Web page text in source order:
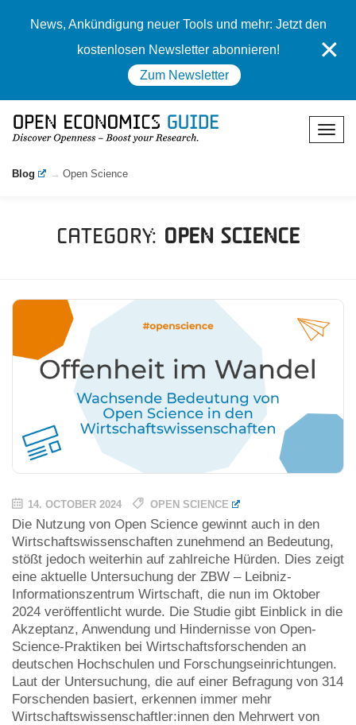
News, Ankündigung neuer Tools und mehr: Jetzt den
kostenlosen Newsletter abonnieren!
Zum Newsletter
✕
Blog Open Science
Category: Open Science
14. OCTOBER 2024 OPEN SCIENCE
Die Nutzung von Open Science gewinnt auch in den
Wirtschaftswissenschaften zunehmend an Bedeutung,
stößt jedoch weiterhin auf zahlreiche Hürden. Dies zeigt
eine aktuelle Untersuchung der ZBW – Leibniz-
Informationszentrum Wirtschaft, die nun im Oktober
2024 veröffentlicht wurde. Die Studie gibt Einblick in die
Akzeptanz, Anwendung und Hindernisse von Open-
Science-Praktiken bei Wirtschaftsforschenden an
deutschen Hochschulen und Forschungseinrichtungen.
Laut der Untersuchung, die auf einer Befragung von 314
Forschenden basiert, erkennen immer mehr
Wirtschaftswissenschaftler:innen den Mehrwert von